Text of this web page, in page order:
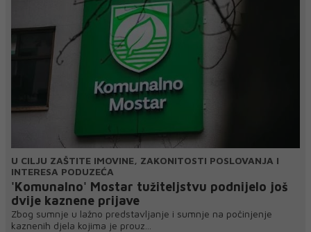
U CILJU ZAŠTITE IMOVINE, ZAKONITOSTI POSLOVANJA I
INTERESA PODUZEĆA
'Komunalno' Mostar tužiteljstvu podnijelo još
dvije kaznene prijave
Zbog sumnje u lažno predstavljanje i sumnje na počinjenje
kaznenih djela kojima je prouz...